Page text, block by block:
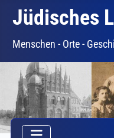
Jüdisches
Menschen - Orte -